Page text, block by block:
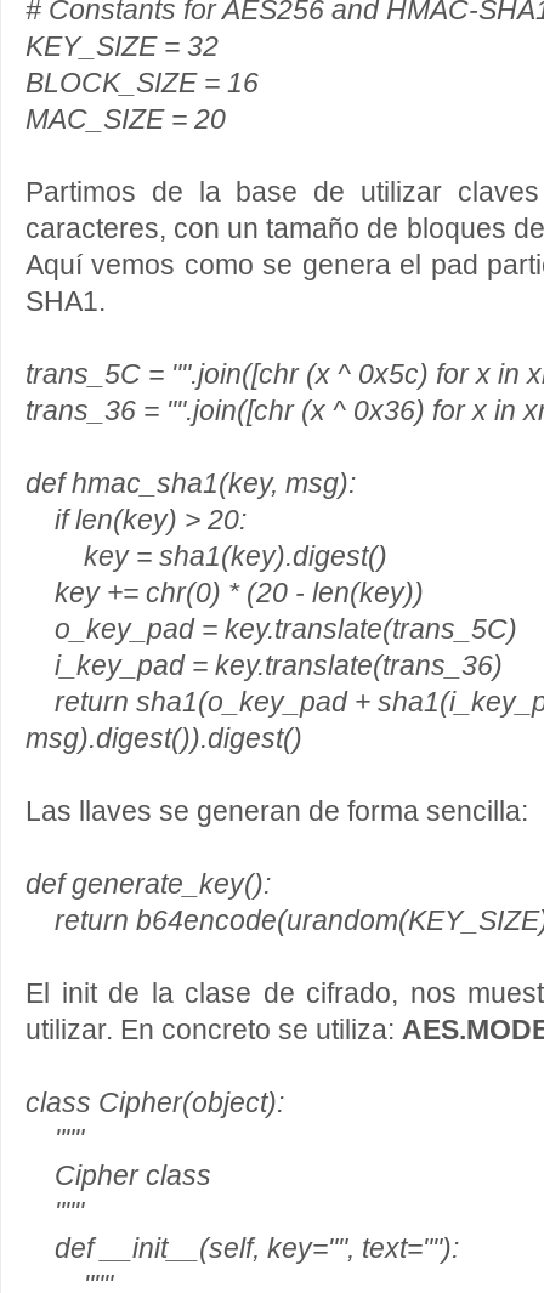
# Constants for AES256 and HMAC-
KEY_SIZE = 32
BLOCK_SIZE = 16
MAC_SIZE = 20
Partimos de la base de utilizar
caracteres, con un tamaño de bloques
Aquí vemos como se genera el pad
SHA1.
trans_5C = "".join([chr (x ^ 0x5c) for x in
trans_36 = "".join([chr (x ^ 0x36) for x in
def hmac_sha1(key, msg):
if len(key) > 20:
key = sha1(key).digest()
key += chr(0) * (20 - len(key))
o_key_pad = key.translate(trans_5C)
i_key_pad = key.translate(trans_36)
return sha1(o_key_pad +
msg).digest()).digest()
Las llaves se generan de forma sencilla:
def generate_key():
return
El init de la clase de cifrado, nos
utilizar. En concreto se utiliza:
class Cipher(object):
"""
Cipher class
"""
def __init__(self, key="", text=""):
"""